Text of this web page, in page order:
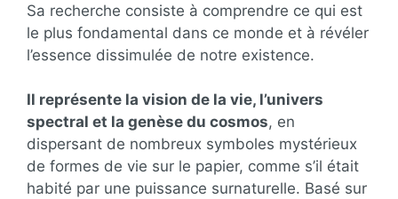
Sa recherche consiste à comprendre ce qui est
le plus fondamental dans ce monde et à révéler
l’essence dissimulée de notre existence.
Il représente la vision de la vie, l’univers
spectral et la genèse du cosmos, en
dispersant de nombreux symboles mystérieux
de formes de vie sur le papier, comme s’il était
habité par une puissance surnaturelle. Basé sur